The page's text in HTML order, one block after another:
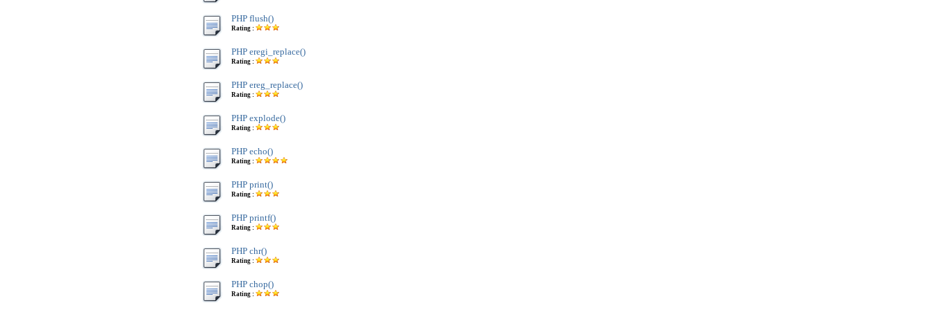
PHP flush()
Rating :
PHP eregi_replace()
Rating :
PHP ereg_replace()
Rating :
PHP explode()
Rating :
PHP echo()
Rating :
PHP print()
Rating :
PHP printf()
Rating :
PHP chr()
Rating :
PHP chop()
Rating :